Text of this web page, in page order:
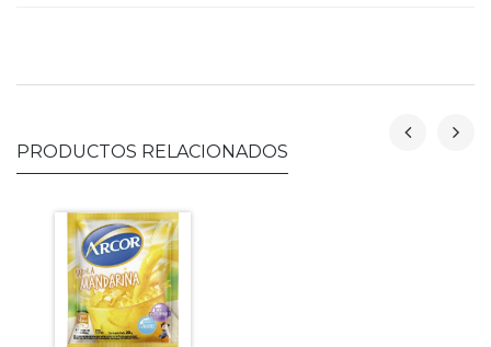
PRODUCTOS RELACIONADOS